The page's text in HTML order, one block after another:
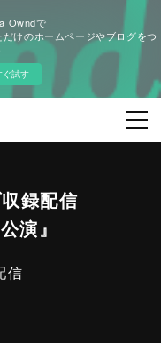
Owndで
だけのホームページやブログをつ
ぐ試す
録配信
演』
信